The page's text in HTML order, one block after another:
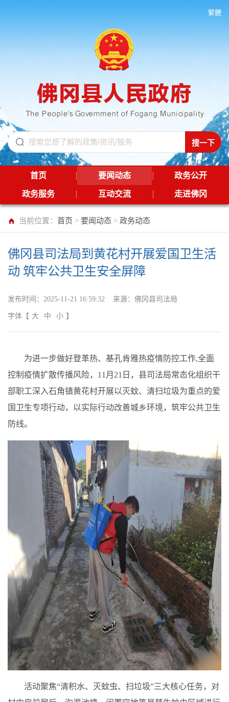
繁體
首页 要闻动态 政务公开
政务服务 互动交流 走进佛冈
当前位置： 首页 > 要闻动态 > 政务动态
佛冈县司法局到黄花村开展爱国卫生活
动 筑牢公共卫生安全屏障
发布时间： 2025-11-21 16:59:32 来源： 佛冈县司法局
字体 【 大 中 小 】
为进一步做好登革热、基孔肯雅热疫情防控工作,全面
控制疫情扩散传播风险，11月21日，县司法局常态化组织干
部职工深入石角镇黄花村开展以灭蚊、清扫垃圾为重点的爱
国卫生专项行动，以实际行动改善城乡环境，筑牢公共卫生
防线。
活动聚焦“清积水、灭蚊虫、扫垃圾”三大核心任务，对